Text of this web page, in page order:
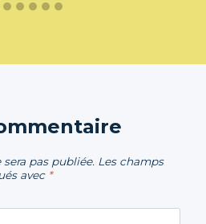
pas publiée. Les champs
avec *